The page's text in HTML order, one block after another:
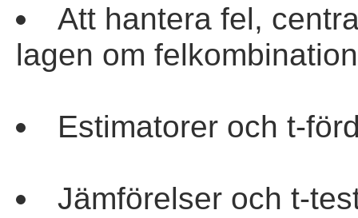
Att hantera fel,
lagen om
Estimatorer och t-
Jämförelser och t-